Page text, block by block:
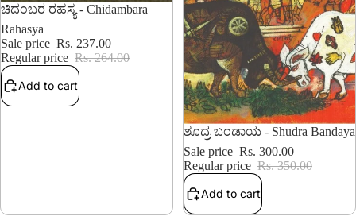
10% OFF
ಚಿದಂಬರ ರಹಸ್ಯ - Chidambara
Rahasya
Sale price Rs. 237.00
Regular price Rs. 264.00
Add to cart
14% OFF
ಶೂದ್ರ ಬಂಡಾಯ - Shudra Bandaya
Sale price Rs. 300.00
Regular price Rs. 350.00
Add to cart